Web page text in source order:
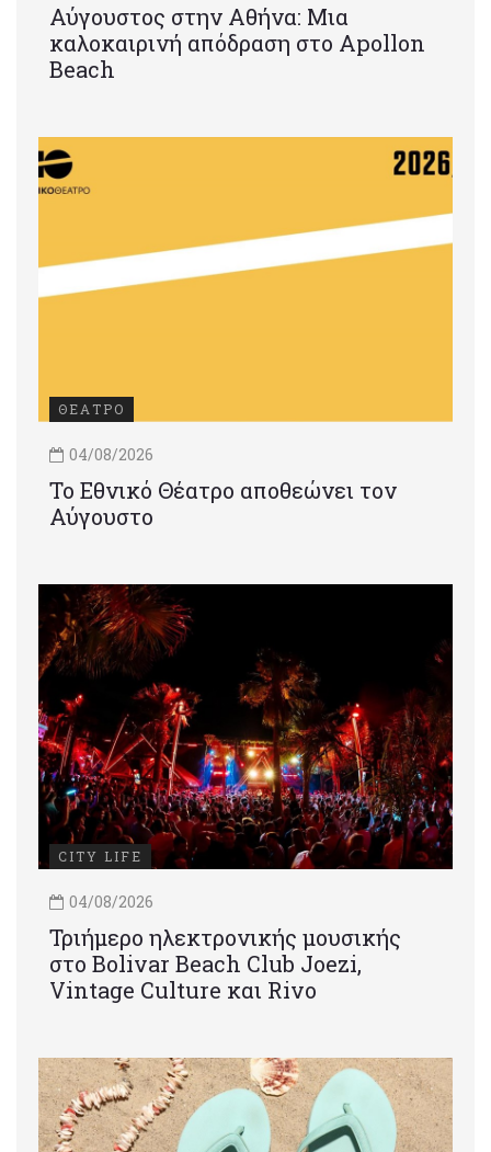
Αύγουστος στην Αθήνα: Μια
καλοκαιρινή απόδραση στο Apollon
Beach
ΘΕΑΤΡΟ
04/08/2026
Το Εθνικό Θέατρο αποθεώνει τον
Αύγουστο
CITY LIFE
04/08/2026
Τριήμερο ηλεκτρονικής μουσικής
στο Bolivar Beach Club Joezi,
Vintage Culture και Rivo